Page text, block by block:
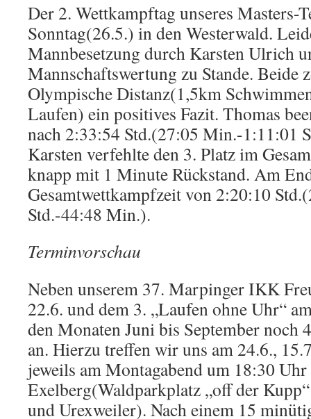
Der 2. Wettkampftag unseres Masters-
Sonntag(26.5.) in den Westerwald.
Mannbesetzung durch Karsten Ulrich
Mannschaftswertung zu Stande. Beide
Olympische Distanz(1,5km
Laufen) ein positives Fazit. Thomas
nach 2:33:54 Std.(27:05 Min.-1:11:01
Karsten verfehlte den 3. Platz im
knapp mit 1 Minute Rückstand. Am
Gesamtwettkampfzeit von 2:20:10
Std.-44:48 Min.).
Terminvorschau
Neben unserem 37. Marpinger IKK
22.6. und dem 3. „Laufen ohne Uhr“
den Monaten Juni bis September
an. Hierzu treffen wir uns am 24.6.,
jeweils am Montagabend um 18:30
Exelberg(Waldparkplatz „off der
und Urexweiler). Nach einem 15